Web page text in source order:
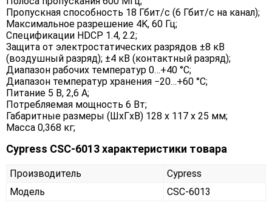
Пропускная способность 18 Гбит/с (6 Гбит/с на канал);
Максимальное разрешение 4K, 60 Гц;
Спецификации HDCP 1.4, 2.2;
Защита от электростатических разрядов ±8 кВ
(воздушный разряд); ±4 кВ (контактный разряд);
Диапазон рабочих температур 0…+40 °C;
Диапазон температур хранения −20…+60 °C;
Питание 5 В, 2,6 А;
Потребляемая мощность 6 Вт;
Габаритные размеры (ШxГxВ) 128 x 117 x 25 мм;
Масса 0,368 кг;
Cypress CSC-6013 характеристики товара
Производитель
Cypress
Модель
CSC-6013